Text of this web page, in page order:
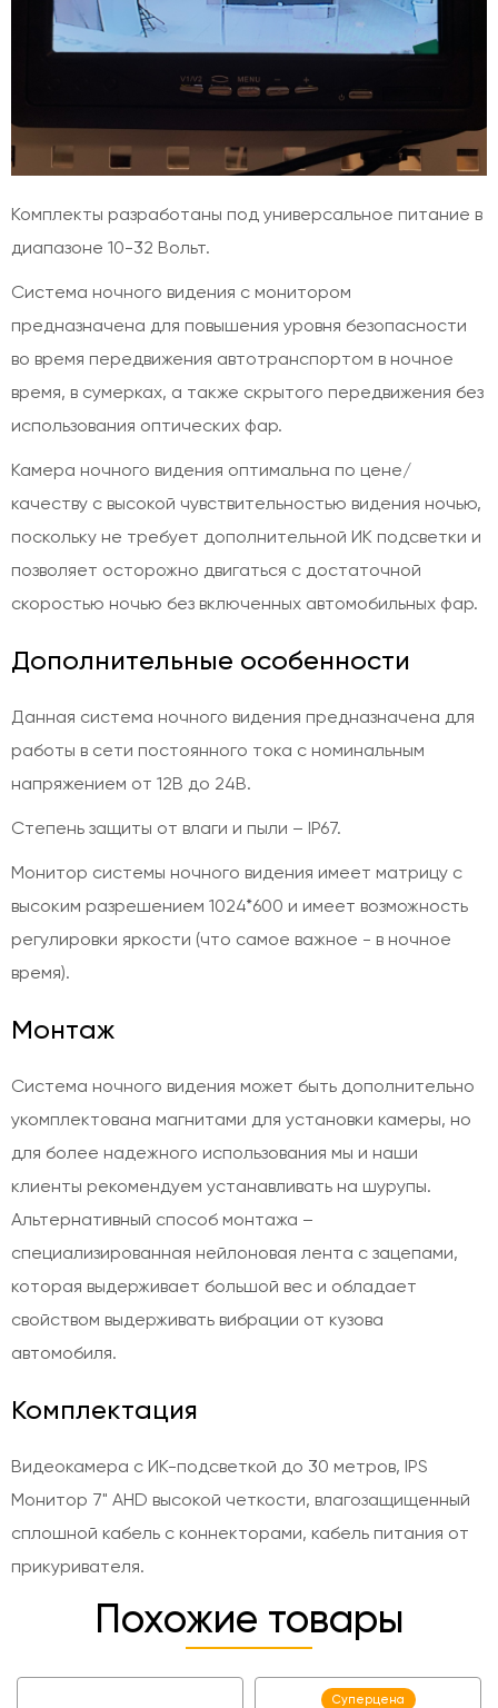
Комплекты разработаны под универсальное питание в
диапазоне 10-32 Вольт.
Система ночного видения с монитором
предназначена для повышения уровня безопасности
во время передвижения автотранспортом в ночное
время, в сумерках, а также скрытого передвижения без
использования оптических фар.
Камера ночного видения оптимальна по цене/
качеству с высокой чувствительностью видения ночью,
поскольку не требует дополнительной ИК подсветки и
позволяет осторожно двигаться с достаточной
скоростью ночью без включенных автомобильных фар.
Дополнительные особенности
Данная система ночного видения предназначена для
работы в сети постоянного тока с номинальным
напряжением от 12В до 24В.
Степень защиты от влаги и пыли – IP67.
Монитор системы ночного видения имеет матрицу с
высоким разрешением 1024*600 и имеет возможность
регулировки яркости (что самое важное - в ночное
время).
Монтаж
Система ночного видения может быть дополнительно
укомплектована магнитами для установки камеры, но
для более надежного использования мы и наши
клиенты рекомендуем устанавливать на шурупы.
Альтернативный способ монтажа –
специализированная нейлоновая лента с зацепами,
которая выдерживает большой вес и обладает
свойством выдерживать вибрации от кузова
автомобиля.
Комплектация
Видеокамера с ИК-подсветкой до 30 метров, IPS
Монитор 7" AHD высокой четкости, влагозащищенный
сплошной кабель с коннекторами, кабель питания от
прикуривателя.
Похожие товары
Суперцена